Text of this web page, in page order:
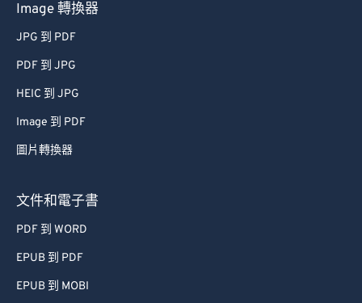
Image 轉換器
JPG 到 PDF
PDF 到 JPG
HEIC 到 JPG
Image 到 PDF
圖片轉換器
文件和電子書
PDF 到 WORD
EPUB 到 PDF
EPUB 到 MOBI